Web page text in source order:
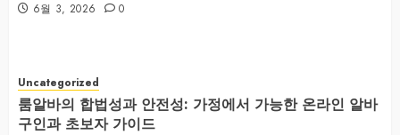
6월 3, 2026 0
Uncategorized
룸알바의 합법성과 안전성: 가정에서 가능한 온라인 알바
구인과 초보자 가이드